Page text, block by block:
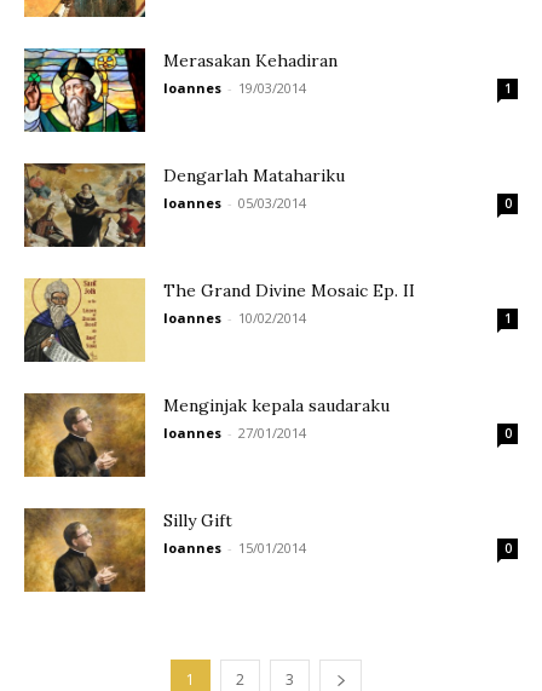
Merasakan Kehadiran
Ioannes - 19/03/2014 1
Dengarlah Matahariku
Ioannes - 05/03/2014 0
The Grand Divine Mosaic Ep. II
Ioannes - 10/02/2014 1
Menginjak kepala saudaraku
Ioannes - 27/01/2014 0
Silly Gift
Ioannes - 15/01/2014 0
1 2 3